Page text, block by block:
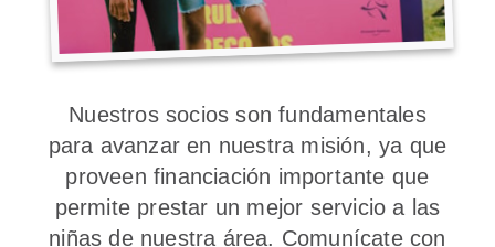
Nuestros socios son fundamentales
para avanzar en nuestra misión, ya que
proveen financiación importante que
permite prestar un mejor servicio a las
niñas de nuestra área. Comunícate con